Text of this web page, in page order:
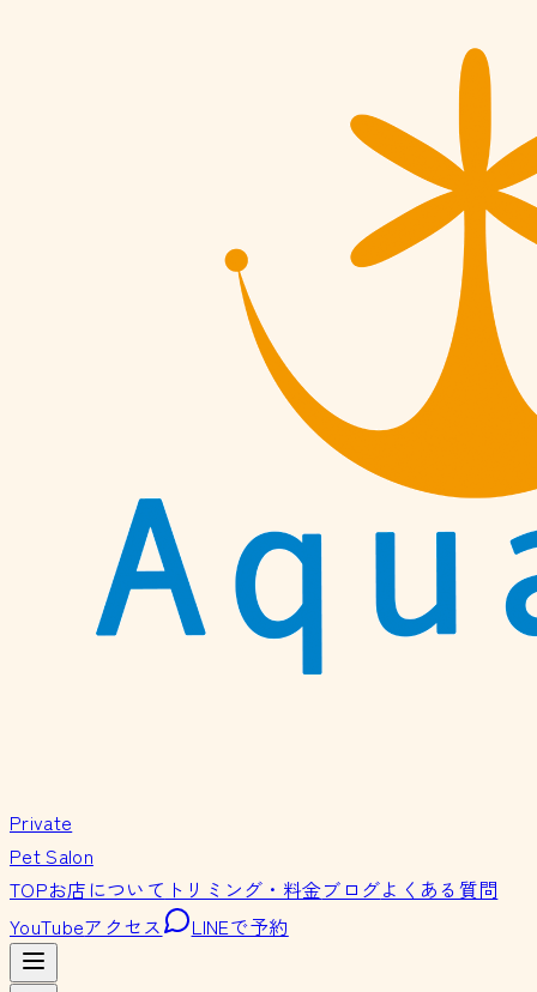
Private
Pet Salon
TOPお店について トリミング・料金ブログよくある質問
YouTubeアクセス LINEで予約